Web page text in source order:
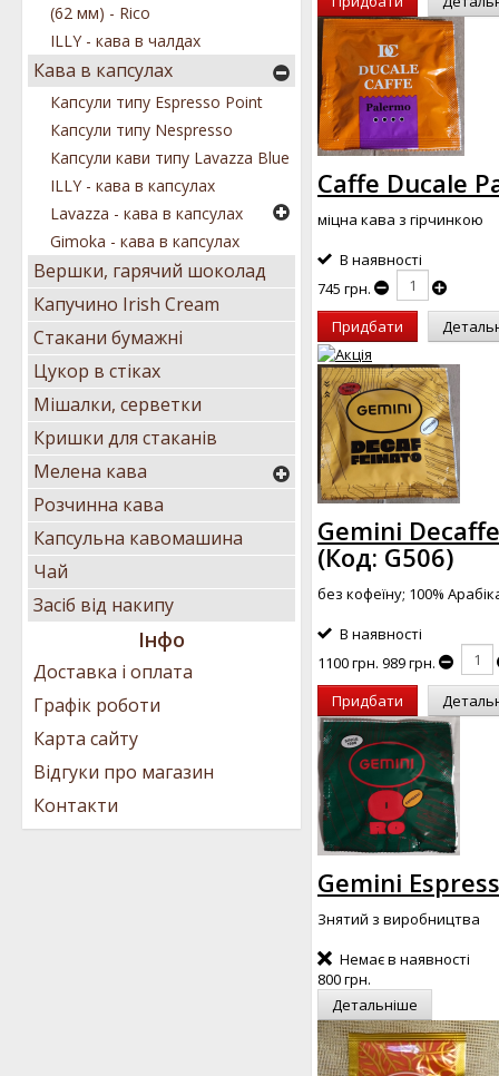
Caffe Ducale
міцна кава з гірчинкою
В наявності
745 грн.
Придбати
Gemini
(Код: G506)
без кофеїну; 100%
В наявності
1100 грн. 989 грн.
Придбати
Gemini
Знятий з виробництва
Немає в наявності
800 грн.
Детальніше
(62 мм) - Rico
ILLY - кава в чалдах
Кава в капсулах
Капсули типу Espresso Point
Капсули типу Nespresso
Капсули кави типу Lavazza Blue
ILLY - кава в капсулах
Lavazza - кава в капсулах
Gimoka - кава в капсулах
Вершки, гарячий шоколад
Капучино Irish Cream
Стакани бумажні
Цукор в стіках
Мішалки, серветки
Кришки для стаканів
Мелена кава
Розчинна кава
Капсульна кавомашина
Чай
Засіб від накипу
Інфо
Доставка і оплата
Графік роботи
Карта сайту
Відгуки про магазин
Контакти